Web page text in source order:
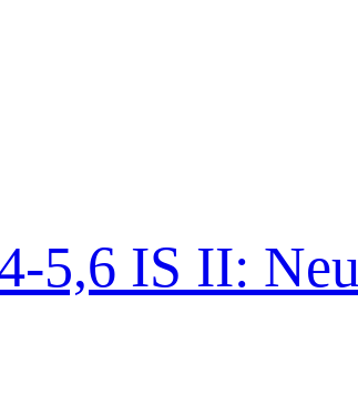
5,6 IS II: